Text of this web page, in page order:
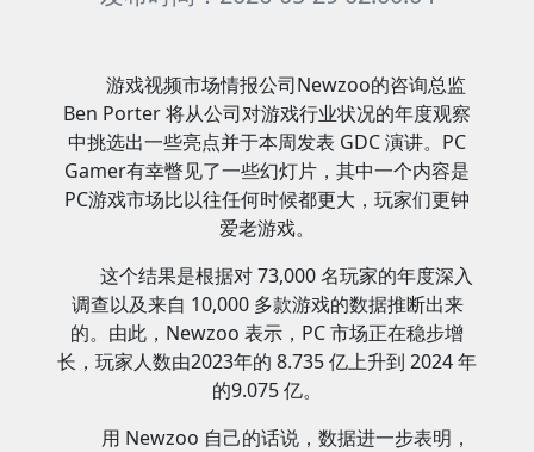
游戏视频市场情报公司Newzoo的咨询总监
Ben Porter 将从公司对游戏行业状况的年度观察
中挑选出一些亮点并于本周发表 GDC 演讲。PC
Gamer有幸瞥见了一些幻灯片，其中一个内容是
PC游戏市场比以往任何时候都更大，玩家们更钟
爱老游戏。
这个结果是根据对 73,000 名玩家的年度深入
调查以及来自 10,000 多款游戏的数据推断出来
的。由此，Newzoo 表示，PC 市场正在稳步增
长，玩家人数由2023年的 8.735 亿上升到 2024 年
的9.075 亿。
用 Newzoo 自己的话说，数据进一步表明，